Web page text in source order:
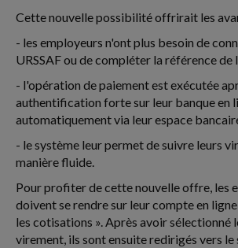
Cette nouvelle possibilité offrirait les
- les employeurs n'ont plus besoin de
URSSAF ou de compléter la référence de
- l'opération de paiement est exécutée
authentification forte sur leur banque en
automatiquement via leur espace
- le système leur permet de suivre leurs
manière fluide.
Pour profiter de cette nouvelle offre, les
doivent se rendre sur leur compte en
les cotisations ». Après avoir sélectionné
virement, ils sont ensuite redirigés vers